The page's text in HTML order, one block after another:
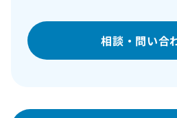
相談・問い合